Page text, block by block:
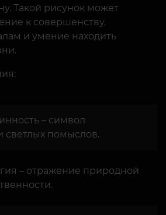
Такой рисунок может
к совершенству,
и умение находить
– символ
светлых помыслов.
– отражение природной